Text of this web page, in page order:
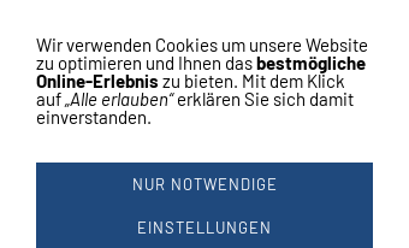
Navigation einblenden
64 Etiketten auf einen Bogen
Wir verwenden Cookies um unsere Website
zu optimieren und Ihnen dasbestmögliche
Online-Erlebnis zu bieten. Mit dem Klick
auf„Alle erlauben“erklären Sie sich damit
einverstanden.
NUR NOTWENDIGE
EINSTELLUNGEN